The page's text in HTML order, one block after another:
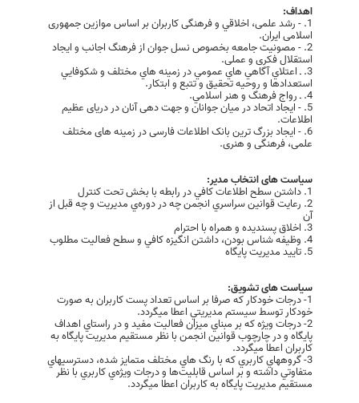
اهداف:
1. - رشد علمی، اخلاقي و فرهنگی کاربران بر اساس موازین جمهوری
اسلامی ایران.
2. - مصونيت جامعه بخصوص نسل جوان از فرهنگ اجانب و ایجاد
استقلال فکری و عملی.
3. ـ اعتلاي آگاهي هاي عمومي در زمينه هاي مختلف و شكوفايي
استعدادها و روحيه تحقيق و تتبع و ابتكار.
4. ـ رواج فرهنگ و هنر اسلامي.
5. - ایجاد اتحاد در میان جوانان و جهت دهی آنان در دریای عظیم
اطلاعات.
6. - ایجاد بزرگ ترین بانک اطلاعات فارسی در زمینه های مختلف
علمی، فرهنگی و هنری.
سیاست های انتخاب مدیر:
1. داشتن سطح اطلاعات کافي در رابطه با بخش تحت کنترل
2. رعايت قوانين سراسري انجمن چه در دوره‌ي مديريت و چه قبل از
آن
3. اخلاق پسنديده و همراه با احترام
4. وظيفه شناس بودن، داشتن انگيزه کافي و سطح فعاليت مطلوب
5. تاييد مديريت پايگاه
سیاست های تشویق:
1- درجات خودکار که صرفا بر اساس تعداد پست کاربران به صورت
خودکار توسط سيستم مديريتي اعطا ميگردد.
2- درجات ويژه که بر مبناي ميزان فعاليت مفيد و در راستاي اهداف
پايگاه و در چارچوب قوانين انجمن با نظر مستقيم مديريت پايگاه به
کاربران اعطا ميگردد.
3- گروههاي کاربري که با رنگ هاي مختلف متمايز شده، دسترسيهاي
متفاوتي داشته و بر اساس قابليت‌ها و درجات ويژه‌ي کاربري با نظر
مستقيم مديريت پايگاه به کاربران اعطا ميگردد.